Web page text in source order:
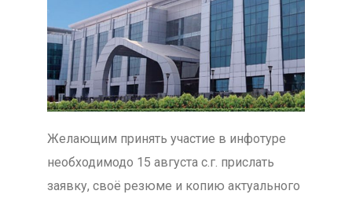
Желающим принять участие в инфотуре
необходимодо 15 августа с.г. прислать
заявку, своё резюме и копию актуального